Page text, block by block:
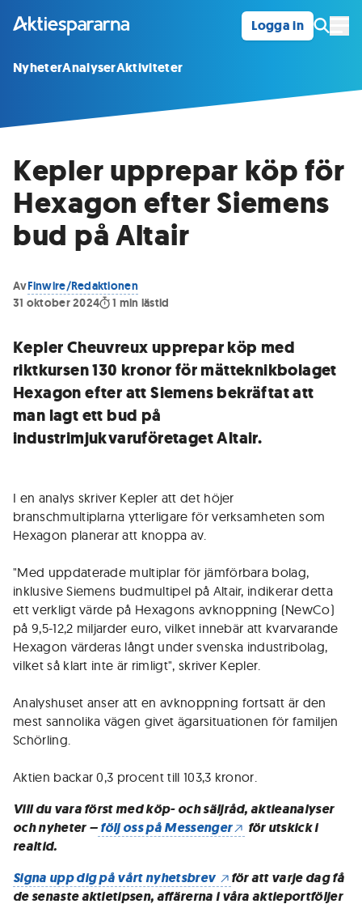
Logga in
NyheterAnalyserAktiviteter
Kepler upprepar köp för
Hexagon efter Siemens
bud på Altair
AvFinwire/Redaktionen
31 oktober 2024
1 min lästid
Kepler Cheuvreux upprepar köp med
riktkursen 130 kronor för mätteknikbolaget
Hexagon efter att Siemens bekräftat att
man lagt ett bud på
industrimjukvaruföretaget Altair.
I en analys skriver Kepler att det höjer
branschmultiplarna ytterligare för verksamheten som
Hexagon planerar att knoppa av.
"Med uppdaterade multiplar för jämförbara bolag,
inklusive Siemens budmultipel på Altair, indikerar detta
ett verkligt värde på Hexagons avknoppning (NewCo)
på 9,5-12,2 miljarder euro, vilket innebär att kvarvarande
Hexagon värderas långt under svenska industribolag,
vilket så klart inte är rimligt", skriver Kepler.
Analyshuset anser att en avknoppning fortsatt är den
mest sannolika vägen givet ägarsituationen för familjen
Schörling.
Aktien backar 0,3 procent till 103,3 kronor.
Vill du vara först med köp- och säljråd, aktieanalyser
och nyheter –följ oss på Messenger
för utskick i
realtid.
Signa upp dig på vårt nyhetsbrev
för att varje dag få
de senaste aktietipsen, affärerna i våra aktieportföljer